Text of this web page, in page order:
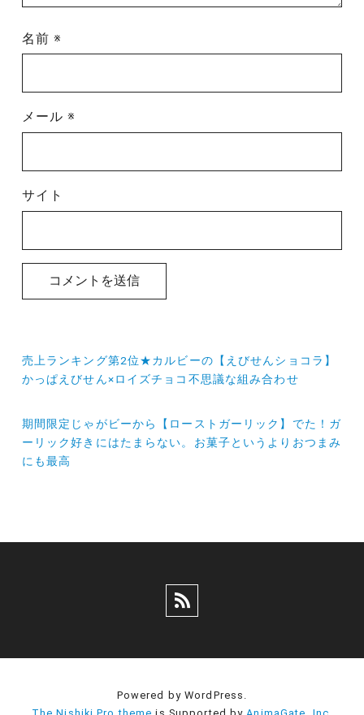
名前※
メール※
サイト
投
稿
ビ
ゲ
ョ
売上ランキング第2位★カルビーの【えびせんショコラ】
かっぱえびせん×ロイズチョコ不思議な組み合わせ
期間限定じゃがビーから【ローストガーリック】でた！ガ
ーリック好きにはたまらない。お菓子というよりおつまみ
にも最高
Powered by WordPress.